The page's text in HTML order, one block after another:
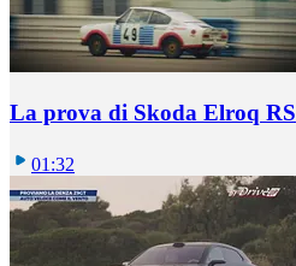
La prova di Skoda Elroq RS
01:32